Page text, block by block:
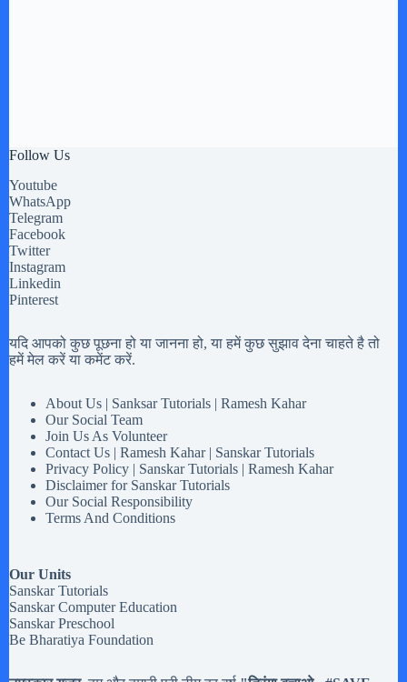
Follow Us
Youtube
WhatsApp
Telegram
Facebook
Twitter
Instagram
Linkedin
Pinterest
यदि आपको कुछ पूछना हो या जानना हो, या हमें कुछ सुझाव देना चाहते है तो
हमें मेल करें या कमेंट करें.
About Us | Sanksar Tutorials | Ramesh Kahar
Our Social Team
Join Us As Volunteer
Contact Us | Ramesh Kahar | Sanskar Tutorials
Privacy Policy | Sanskar Tutorials | Ramesh Kahar
Disclaimer for Sanskar Tutorials
Our Social Responsibility
Terms And Conditions
Our Units
Sanskar Tutorials
Sanskar Computer Education
Sanskar Preschool
Be Bharatiya Foundation